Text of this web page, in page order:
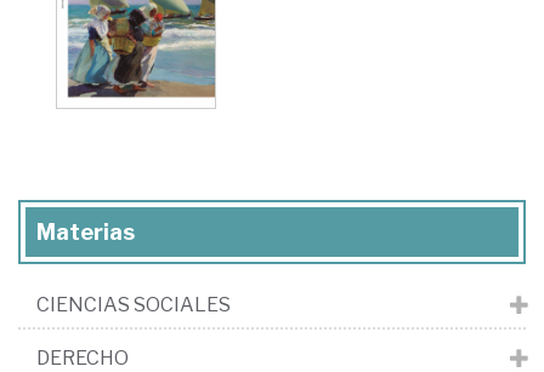
Materias
CIENCIAS SOCIALES
DERECHO